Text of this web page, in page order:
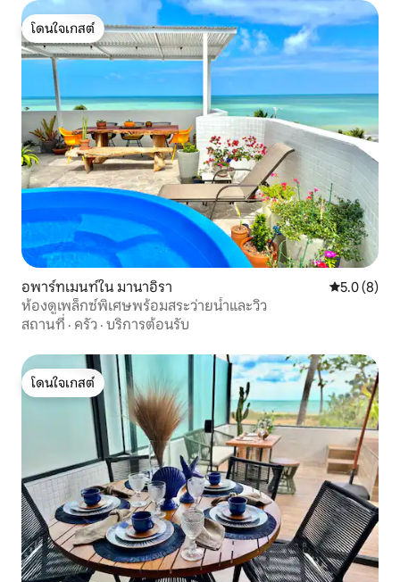
โดนใจเกสต์
โดนใจเกสต์
อพาร์ทเมนท์ใน มานาอิรา คะแนนเฉลี่
5.0 (8)
ห้องดูเพล็กซ์พิเศษพร้อมสระว่ายน้ำและวิว
สถานที่ · ครัว · บริการต้อนรับ
โดนใจเกสต์
โดนใจเกสต์